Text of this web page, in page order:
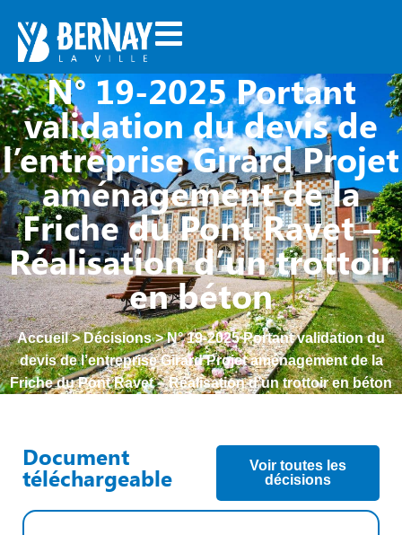
N° 19-2025 Portant
validation du devis de
l’entreprise Girard Projet
aménagement de la
Friche du Pont Ravet –
Réalisation d’un trottoir
en béton
Accueil>Décisions>N° 19-2025 Portant validation du
devis de l’entreprise Girard Projet aménagement de la
Friche du Pont Ravet – Réalisation d’un trottoir en béton
Document
téléchargeable
Voir toutes les
décisions